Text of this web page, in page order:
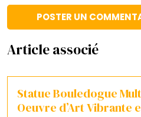
Article associé
Statue Bouledogue
Oeuvre d’Art Vibrante